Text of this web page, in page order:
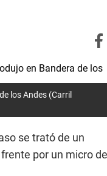
los Andes (Carril
se trató de un
por un micro del